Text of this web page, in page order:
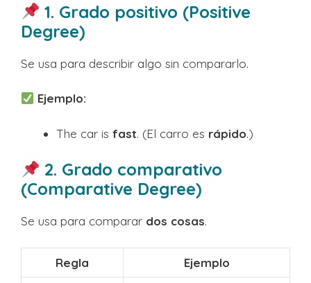
1. Grado positivo (Positive
Degree)
Se usa para describir algo sin compararlo.
Ejemplo:
The car is fast. (El carro es rápido.)
2. Grado comparativo
(Comparative Degree)
Se usa para comparar dos cosas.
Regla
Ejemplo